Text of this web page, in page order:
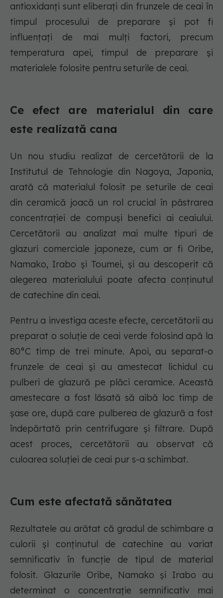
antioxidanți sunt eliberați din frunzele de ceai în
timpul procesului de preparare și pot fi
influențați de mai mulți factori, precum
temperatura apei, timpul de preparare și
materialele folosite pentru seturile de ceai.
Ce efect are materialul din care
este realizată cana
Un nou studiu realizat de cercetătorii de la
Institutul de Tehnologie din Nagoya, Japonia,
arată că materialul folosit pe seturile de ceai
din ceramică joacă un rol crucial în păstrarea
concentrației de compuși benefici ai ceaiului.
Cercetătorii au analizat mai multe tipuri de
glazuri comerciale japoneze, cum ar fi Oribe,
Namako, Irabo și Toumei, și au descoperit că
alegerea materialului poate afecta conținutul
de catechine din ceai.
Pentru a investiga aceste efecte, cercetătorii au
preparat o soluție de ceai verde folosind apă la
80°C timp de trei minute. Apoi, au separat-o
frunzele de ceai și au amestecat lichidul cu
pulberi de glazură pe plăci ceramice. Această
amestecare a fost lăsată să aibă loc timp de
șase ore, după care pulberea de glazură a fost
îndepărtată prin centrifugare și filtrare. După
acest proces, cercetătorii au observat că
culoarea soluției de ceai pur s-a schimbat.
Cum este afectată sănătatea
Rezultatele au arătat că gradul de schimbare a
culorii și conținutul de catechine au variat
semnificativ în funcție de tipul de material
folosit. Glazurile Oribe, Namako și Irabo au
determinat o concentrație semnificativ mai